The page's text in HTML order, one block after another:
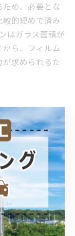
め、必要とな
的短めで済み
はガラス面積が
ら、フィルム
求められるた
な注意点
ロントガラス施
工時は透過率に注
ィルムの貼り分
が重要